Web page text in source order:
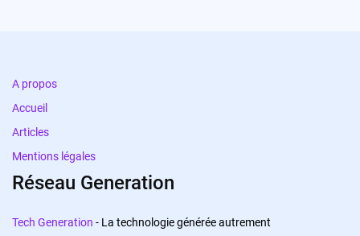
A propos
Accueil
Articles
Mentions légales
Réseau Generation
Tech Generation - La technologie générée autrement